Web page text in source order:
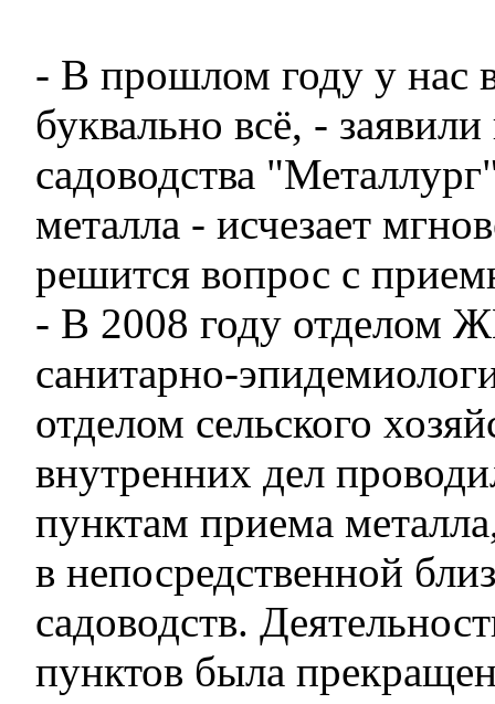
- В прошлом году у нас
буквально всё, -
садоводства
металла - исчезает
решится вопрос с
- В 2008 году отделом
санитарно-
отделом сельского
внутренних дел
пунктам приема
в непосредственной
садоводств.
пунктов была